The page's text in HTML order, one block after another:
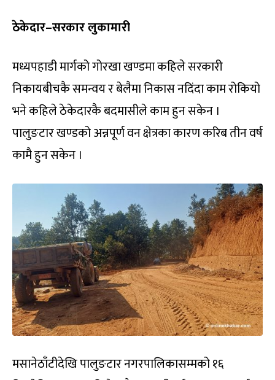
ठेकेदार–सरकार लुकामारी
मध्यपहाडी मार्गको गोरखा खण्डमा कहिले सरकारी
निकायबीचकै समन्वय र बेलैमा निकास नदिंदा काम रोकियो
भने कहिले ठेकेदारकै बदमासीले काम हुन सकेन ।
पालुङटार खण्डको अन्नपूर्ण वन क्षेत्रका कारण करिब तीन वर्ष
कामै हुन सकेन ।
मसानेठाँटीदेखि पालुङटार नगरपालिकासम्मको १६